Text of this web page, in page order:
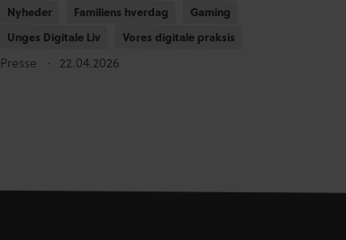
Nyheder
Nyheder Familiens hverdag
Familiens hverdag Gaming
Gaming
Unges Digitale Liv
Unges Digitale Liv Vores digitale praksis
Vores digitale praksis
Presse 22.04.2026